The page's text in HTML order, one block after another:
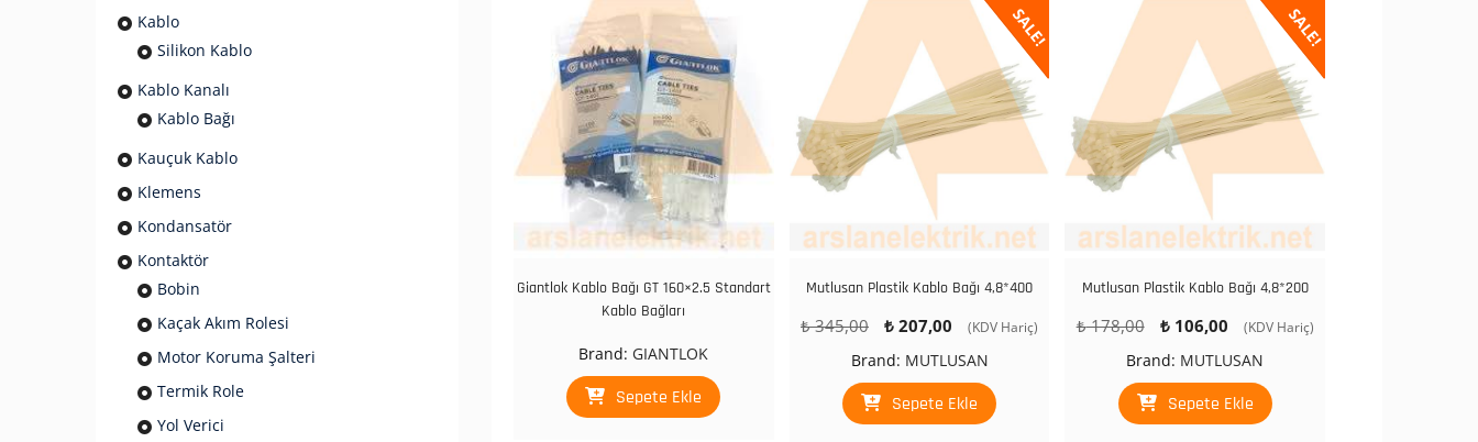
Giantlok Kablo Bağı GT 160×2.5 Standart
Kablo Bağları
Brand: GIANTLOK
Sepete Ekle
SALE!
Mutlusan Plastik Kablo Bağı 4,8*400
₺345,00
Orijinal
fiyat:
₺ 345,00.
₺ 207,00
Şu
fiyat:
₺ 207,00.
(KDV Hariç)
Brand: MUTLUSAN
Sepete Ekle
SALE!
Mutlusan Plastik Kablo Bağı 4,8*200
₺178,00
Orijinal
fiyat:
₺ 178,00.
₺106,00
Şu
fiyat:
₺ 106,00.
(KDV Hariç)
Brand: MUTLUSAN
Sepete Ekle
Kablo
Silikon Kablo
Kablo Kanalı
Kablo Bağı
Kauçuk Kablo
Klemens
Kondansatör
Kontaktör
Bobin
Kaçak Akım Rolesi
Motor Koruma Şalteri
Termik Role
Yol Verici